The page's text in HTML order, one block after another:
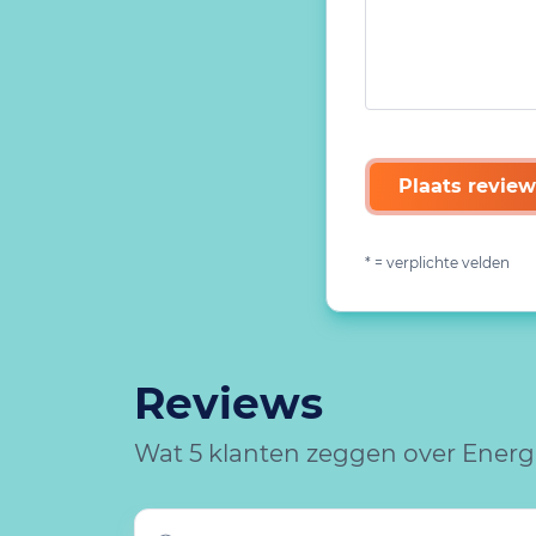
Plaats review
* = verplichte velden
Reviews
Wat 5 klanten zeggen over